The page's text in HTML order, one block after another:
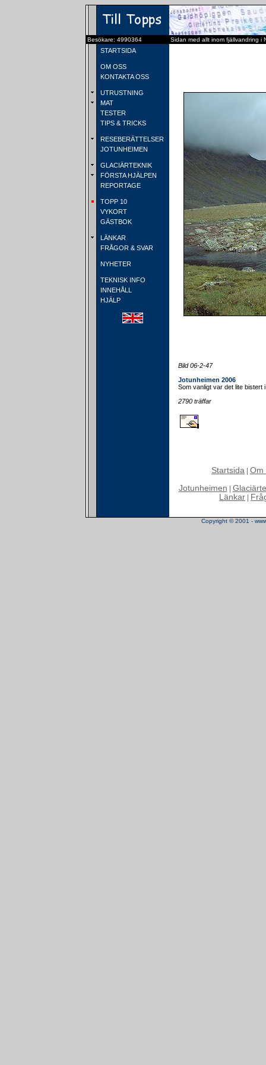
Besökare: 4990364 Sidan med allt inom fjällvandring i
STARTSIDA
OM OSS
KONTAKTA OSS
UTRUSTNING
MAT
TESTER
TIPS & TRICKS
RESEBERÄTTELSER
JOTUNHEIMEN
GLACIÄRTEKNIK
FÖRSTA HJÄLPEN
REPORTAGE
TOPP 10
VYKORT
GÄSTBOK
LÄNKAR
FRÅGOR & SVAR
NYHETER
TEKNISK INFO
INNEHÅLL
HJÄLP
Bild 06-2-47
Jotunheimen 2006
Som vanligt var det lite bistert
2790 träffar
Startsida Om
Jotunheimen
Länkar
Copyright © 2001 -